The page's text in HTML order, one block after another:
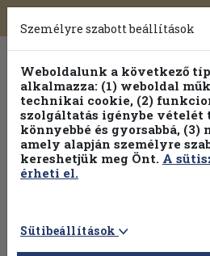
Toggle
navigation
Válogasson több mint 30
Hobbi témakörökben20%
Személyre szabott beállítások
Weboldalunk a következő
alkalmazza: (1) weboldal
technikai cookie, (2)
szolgáltatás igénybe vételét
könnyebbé és gyorsabbá,
amely alapján személyre
kereshetjük meg Önt. A
érheti el.
Sütibeállítások